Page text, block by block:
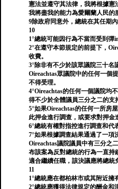
憲法並遵守其法律，我將根據憲
我將盡我的能力為愛爾蘭人民的
9除政府同意外，總統在其任期內
10
1°總統可能因行為不當而受到彈
2°在遵守本節規定的前提下，
收費。
3°除非有不少於該眾議院三十名
Oireachtas眾議院中的任何一個
不得受理。
4°Oireachtas的任何一個議院均
得不少於全體議員三分之二的支
5°如果Oireachtas的任何一所房
此押金進行調查，或要求對押金
6°總統有權對指控進行調查和代
7°如果根據調查結果通過了一
Oireachtas議院議員中有三分之
布該案為反對總統的行為一直持
適合繼續任職，該決議應將總統
11
1°總統應在都柏林市或其附近擁
2°總統應獲得法律規定的酬金和